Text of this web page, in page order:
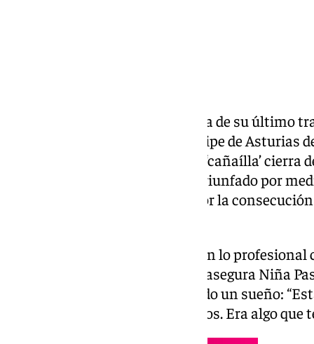
La Niña Pastori comienza la gira de su último
conciertos en el auditorio Príncipe de Asturias
La cantaora ‘cañaílla’
cargado de éxitos en el que ha triunfado por
y sobre todo por la
Un año “bonito y muy intenso en lo
público está respondiendo”, así asegura Niña
apetece cerrar el año cumpliendo un sueño:
mi público y cantando villancicos. Era algo que